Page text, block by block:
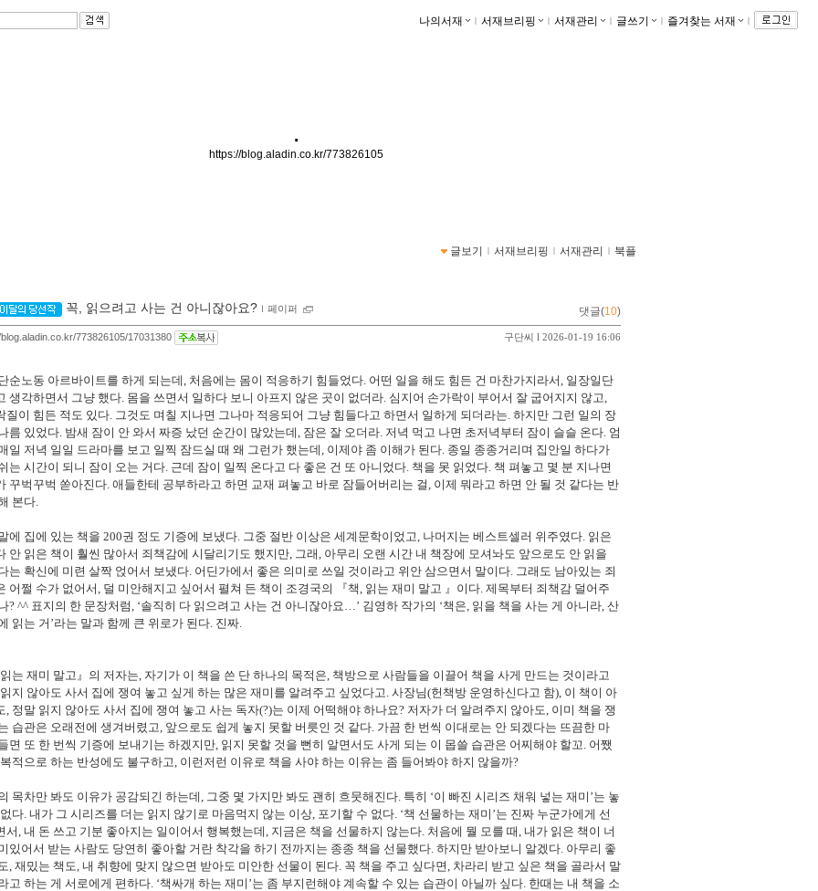
나의서재 ｌ 서재브리핑 ｌ 서재관리 ｌ 글쓰기 ｌ 즐겨찾는 서재 ｌ
.
https://blog.aladin.co.kr/773826105
글보기 ｌ 서재브리핑 ｌ 서재관리 ｌ 북플
꼭, 읽으려고 사는 건 아니잖아요? ｌ 페이퍼 댓글(10)
구단씨 l 2026-01-19 16:06
773826105/17031380
순노동 아르바이트를 하게 되는데, 처음에는 몸이 적응하기 힘들었다. 어떤 일을 해도 힘든 건 마찬가지라서, 일장일단
생각하면서 그냥 했다. 몸을 쓰면서 일하다 보니 아프지 않은 곳이 없더라. 심지어 손가락이 부어서 잘 굽어지지 않고,
질이 힘든 적도 있다. 그것도 며칠 지나면 그나마 적응되어 그냥 힘들다고 하면서 일하게 되더라는. 하지만 그런 일의 장
름 있었다. 밤새 잠이 안 와서 짜증 났던 순간이 많았는데, 잠은 잘 오더라. 저녁 먹고 나면 초저녁부터 잠이 슬슬 온다. 엄
일 저녁 일일 드라마를 보고 일찍 잠드실 때 왜 그런가 했는데, 이제야 좀 이해가 된다. 종일 종종거리며 집안일 하다가
는 시간이 되니 잠이 오는 거다. 근데 잠이 일찍 온다고 다 좋은 건 또 아니었다. 책을 못 읽었다. 책 펴놓고 몇 분 지나면
꾸벅꾸벅 쏟아진다. 애들한테 공부하라고 하면 교재 펴놓고 바로 잠들어버리는 걸, 이제 뭐라고 하면 안 될 것 같다는 반
본다.
에 집에 있는 책을 200권 정도 기증에 보냈다. 그중 절반 이상은 세계문학이었고, 나머지는 베스트셀러 위주였다. 읽은
안 읽은 책이 훨씬 많아서 죄책감에 시달리기도 했지만, 그래, 아무리 오랜 시간 내 책장에 모셔놔도 앞으로도 안 읽을
는 확신에 미련 살짝 얹어서 보냈다. 어딘가에서 좋은 의미로 쓰일 것이라고 위안 삼으면서 말이다. 그래도 남아있는 죄
어쩔 수가 없어서, 덜 미안해지고 싶어서 펼쳐 든 책이 조경국의 『책, 읽는 재미 말고 』 이다. 제목부터 죄책감 덜어주
? ^^ 표지의 한 문장처럼, ‘솔직히 다 읽으려고 사는 건 아니잖아요…’ 김영하 작가의 ‘책은, 읽을 책을 사는 게 아니라, 산
읽는 거’라는 말과 함께 큰 위로가 된다. 진짜.
읽는 재미 말고』 의 저자는, 자기가 이 책을 쓴 단 하나의 목적은, 책방으로 사람들을 이끌어 책을 사게 만드는 것이라고
읽지 않아도 사서 집에 쟁여 놓고 싶게 하는 많은 재미를 알려주고 싶었다고. 사장님(헌책방 운영하신다고 함), 이 책이 아
, 정말 읽지 않아도 사서 집에 쟁여 놓고 사는 독자(?)는 이제 어떡해야 하나요? 저자가 더 알려주지 않아도, 이미 책을 쟁
습관은 오래전에 생겨버렸고, 앞으로도 쉽게 놓지 못할 버릇인 것 같다. 가끔 한 번씩 이대로는 안 되겠다는 뜨끔한 마
면 또 한 번씩 기증에 보내기는 하겠지만, 읽지 못할 것을 뻔히 알면서도 사게 되는 이 몹쓸 습관은 어찌해야 할꼬. 어쨌
적으로 하는 반성에도 불구하고, 이런저런 이유로 책을 사야 하는 이유는 좀 들어봐야 하지 않을까?
목차만 봐도 이유가 공감되긴 하는데, 그중 몇 가지만 봐도 괜히 흐뭇해진다. 특히 ‘이 빠진 시리즈 채워 넣는 재미 ’는 놓
다. 내가 그 시리즈를 더는 읽지 않기로 마음먹지 않는 이상, 포기할 수 없다. ‘책 선물하는 재미 ’는 진짜 누군가에게 선
서, 내 돈 쓰고 기분 좋아지는 일이어서 행복했는데, 지금은 책을 선물하지 않는다. 처음에 뭘 모를 때, 내가 읽은 책이 너
있어서 받는 사람도 당연히 좋아할 거란 착각을 하기 전까지는 종종 책을 선물했다. 하지만 받아보니 알겠다. 아무리 좋
, 재밌는 책도, 내 취향에 맞지 않으면 받아도 미안한 선물이 된다. 꼭 책을 주고 싶다면, 차라리 받고 싶은 책을 골라서 말
고 하는 게 서로에게 편하다. ‘책싸개 하는 재미 ’는 좀 부지런해야 계속할 수 있는 습관이 아닐까 싶다. 한때는 내 책을 소